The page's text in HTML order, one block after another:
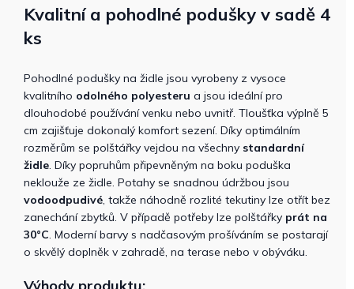
Kvalitní a pohodlné podušky v sadě 4
ks
Pohodlné podušky na židle jsou vyrobeny z vysoce
kvalitního odolného polyesteru a jsou ideální pro
dlouhodobé používání venku nebo uvnitř. Tloušťka výplně 5
cm zajišťuje dokonalý komfort sezení. Díky optimálním
rozměrům se polštářky vejdou na všechny standardní
židle . Díky popruhům připevněným na boku poduška
neklouže ze židle. Potahy se snadnou údržbou jsou
vodoodpudivé , takže náhodně rozlité tekutiny lze otřít bez
zanechání zbytků. V případě potřeby lze polštářky prát na
30°C . Moderní barvy s nadčasovým prošíváním se postarají
o skvělý doplněk v zahradě, na terase nebo v obýváku.
Výhody produktu: